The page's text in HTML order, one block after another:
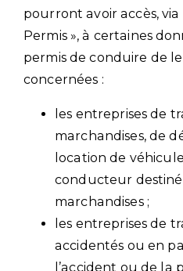
pourront avoir accès,
Permis », à certaines
permis de conduire de
concernées :
les entreprises de
marchandises, de
location de
conducteur
marchandises ;
les entreprises de
accidentés ou en
l’accident ou de la